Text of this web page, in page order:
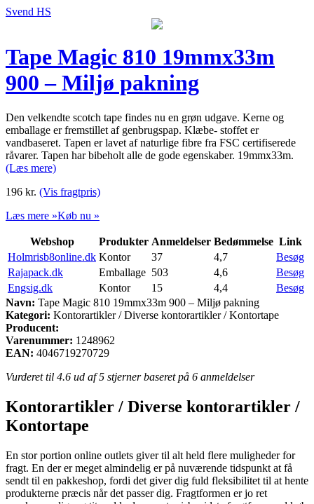
Svend HS
Tape Magic 810 19mmx33m
900 – Miljø pakning
Den velkendte scotch tape findes nu en grøn udgave. Kerne og
emballage er fremstillet af genbrugspap. Klæbe- stoffet er
vandbaseret. Tapen er lavet af naturlige fibre fra FSC certifiserede
råvarer. Tapen har bibeholt alle de gode egenskaber. 19mmx33m.
(Læs mere)
196 kr. (Vis fragtpris)
Læs mere »Køb nu »
Webshop Produkter Anmeldelser Bedømmelse Link
Holmrisb8online.dk Kontor 37 4,7
Besøg
Rajapack.dk
Emballage 503 4,6
Besøg
Engsig.dk
Kontor 15 4,4
Besøg
Navn: Tape Magic 810 19mmx33m 900 – Miljø pakning
Kategori: Kontorartikler / Diverse kontorartikler / Kontortape
Producent:
Varenummer: 1248962
EAN: 4046719270729
Vurderet til 4.6 ud af 5 stjerner baseret på 6 anmeldelser
Kontorartikler / Diverse kontorartikler /
Kontortape
En stor portion online outlets giver til alt held flere muligheder for
fragt. En der er meget almindelig er på nuværende tidspunkt at få
sendt til en pakkeshop, fordi det giver dig fuld fleksibilitet til at hente
produkterne præcis når det passer dig. Fragtformen er jo ret